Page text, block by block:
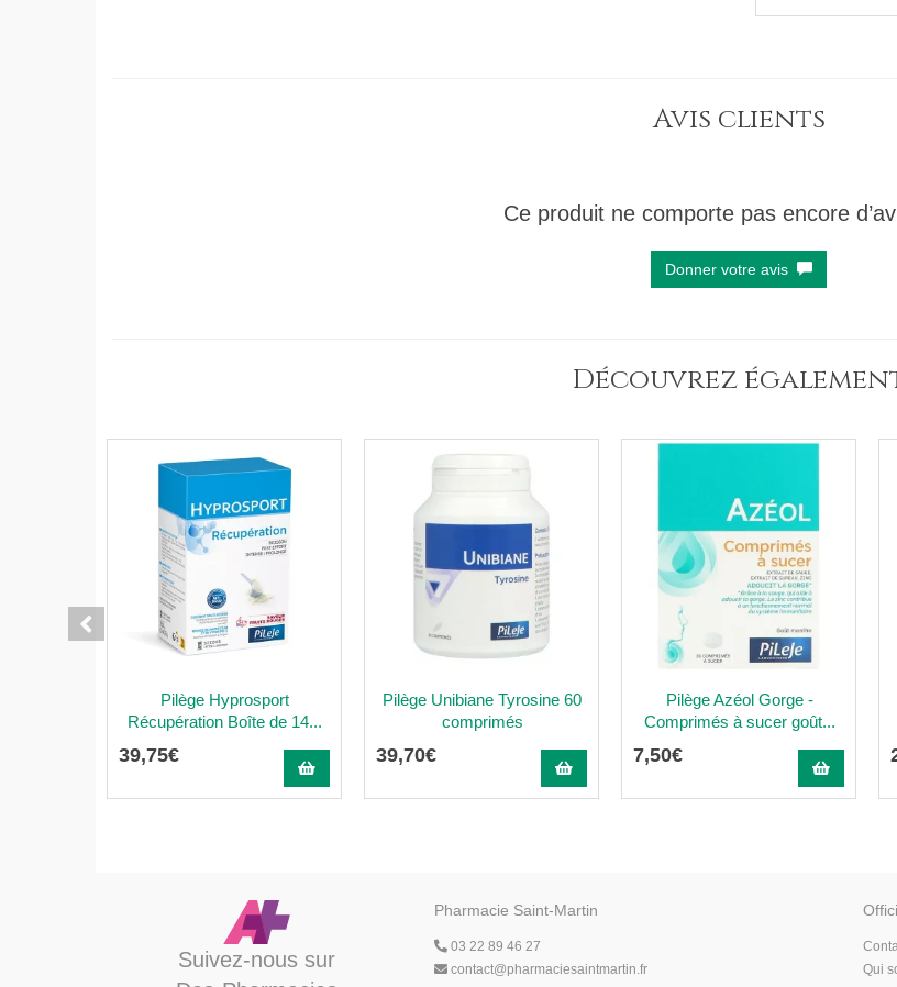
Avis clients
Ce produit ne comporte pas encore
Donner votre avis
Découvrez
Pilège Hyprosport
Récupération Boîte de 14...
39,75€
Pilège Unibiane Tyrosine 60
comprimés
39,70€
Pilège Azéol Gorge -
Comprimés à sucer goût...
7,50€
Suivez-nous sur
Pharmacie Saint-Martin
03 22 89 46 27
contact@pharmaciesaintmartin.fr
Qui